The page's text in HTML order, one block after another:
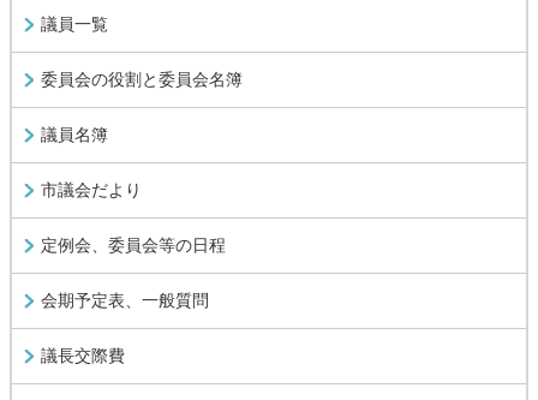
議員一覧
委員会の役割と委員会名簿
議員名簿
市議会だより
定例会、委員会等の日程
会期予定表、一般質問
議長交際費